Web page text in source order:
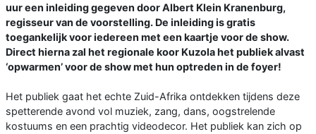
uur een inleiding gegeven door Albert Klein Kranenburg,
regisseur van de voorstelling. De inleiding is gratis
toegankelijk voor iedereen met een kaartje voor de show.
Direct hierna zal het regionale koor Kuzola het publiek alvast
‘opwarmen’ voor de show met hun optreden in de foyer!
Het publiek gaat het echte Zuid-Afrika ontdekken tijdens deze
spetterende avond vol muziek, zang, dans, oogstrelende
kostuums en een prachtig videodecor. Het publiek kan zich op